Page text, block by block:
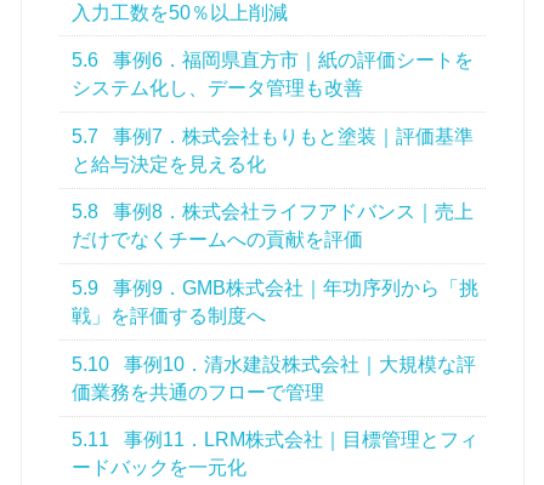
入力工数を50％以上削減
5.6
事例6．福岡県直方市｜紙の評価シートを
システム化し、データ管理も改善
5.7
事例7．株式会社もりもと塗装｜評価基準
と給与決定を見える化
5.8
事例8．株式会社ライフアドバンス｜売上
だけでなくチームへの貢献を評価
5.9
事例9．GMB株式会社｜年功序列から「挑
戦」を評価する制度へ
5.10
事例10．清水建設株式会社｜大規模な評
価業務を共通のフローで管理
5.11
事例11．LRM株式会社｜目標管理とフィ
ードバックを一元化